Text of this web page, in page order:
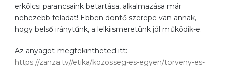
erkölcsi parancsaink betartása, alkalmazása már
nehezebb feladat! Ebben döntő szerepe van annak,
hogy belső iránytűnk, a lelkiismeretünk jól működik-e.
Az anyagot megtekintheted itt:
https://zanza.tv//etika/kozosseg-es-egyen/torveny-es-